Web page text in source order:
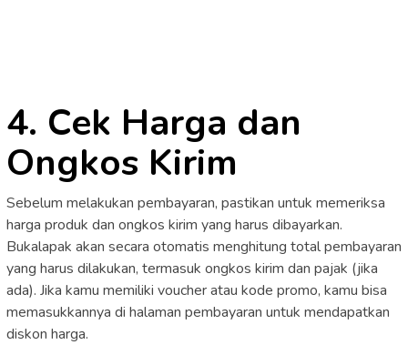
4. Cek Harga dan
Ongkos Kirim
Sebelum melakukan pembayaran, pastikan untuk memeriksa
harga produk dan ongkos kirim yang harus dibayarkan.
Bukalapak akan secara otomatis menghitung total pembayaran
yang harus dilakukan, termasuk ongkos kirim dan pajak (jika
ada). Jika kamu memiliki voucher atau kode promo, kamu bisa
memasukkannya di halaman pembayaran untuk mendapatkan
diskon harga.